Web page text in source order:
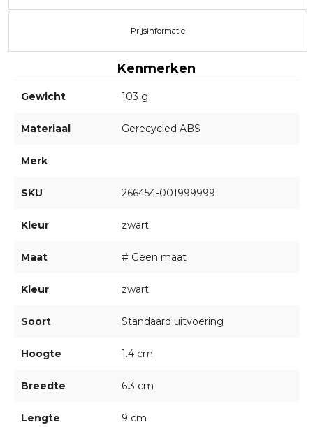
Prijsinformatie
Kenmerken
Gewicht 103 g
Materiaal Gerecycled ABS
Merk
SKU 266454-001999999
Kleur zwart
Maat # Geen maat
Kleur zwart
Soort Standaard uitvoering
Hoogte 1.4 cm
Breedte 6.3 cm
Lengte 9 cm